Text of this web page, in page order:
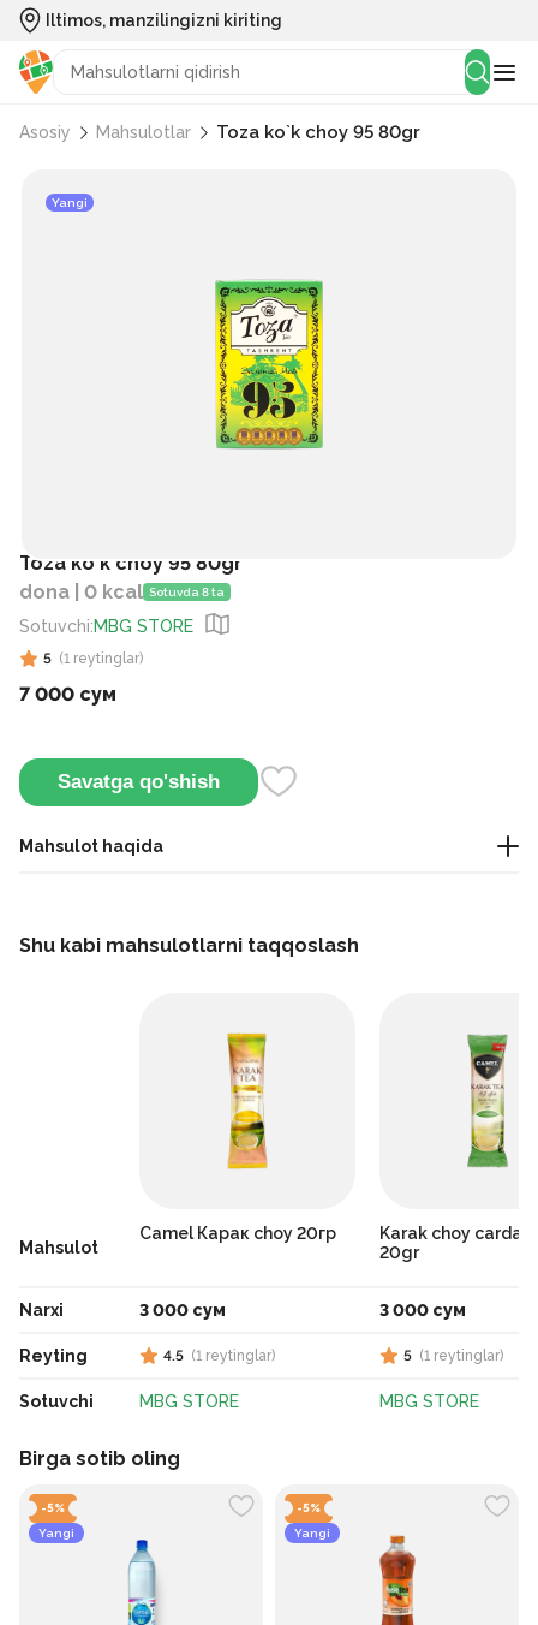
Iltimos, manzilingizni kiriting
Asosiy Mahsulotlar Toza ko`k choy 95 80gr
Yangi
Toza ko`k choy 95 80gr
dona | 0 kcal Sotuvda 8 ta
Sotuvchi:MBG STORE
5 (1 reytinglar)
7 000 сум
Savatga qo'shish
Mahsulot haqida
Shu kabi mahsulotlarni taqqoslash
Mahsulot
Narxi
Reyting
Sotuvchi
Camel Карак choy 20гр
3 000 сум
4.5 (1 reytinglar)
MBG STORE
Karak choy
20gr
3 000 сум
5 (1 reytinglar)
MBG STORE
Birga sotib oling
-5%
Yangi
-5%
Yangi